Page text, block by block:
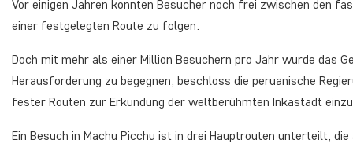
Vor einigen Jahren konnten Besucher noch frei zwischen den
einer festgelegten Route zu folgen.
Doch mit mehr als einer Million Besuchern pro Jahr wurde das
Herausforderung zu begegnen, beschloss die peruanische
fester Routen zur Erkundung der weltberühmten Inkastadt
Ein Besuch in Machu Picchu ist in drei Hauptrouten unterteilt,